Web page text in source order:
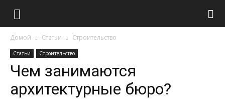
Домой Статьи Строительство
Статьи Строительство
Чем занимаются
архитектурные бюро?